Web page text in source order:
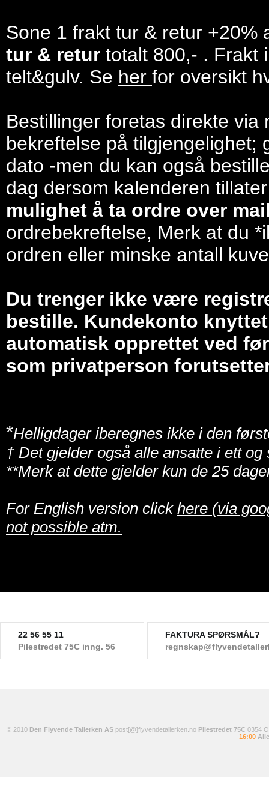
Sone 1 frakt tur & retur +20%
tur & retur totalt 800,- . Frakt
telt&gulv. Se her for oversikt
Bestillinger foretas direkte
bekreftelse på tilgjengelighet;
dato -men du kan også
dag dersom kalenderen
mulighet å ta ordre over
ordrebekreftelse, Merk at du
ordren eller minske antall
Du trenger ikke være
bestille. Kundekonto
automatisk opprettet ved
som privatperson
*Helligdager iberegnes ikke i den
† Det gjelder også alle ansatte i ett
**Merk at dette gjelder kun de 25
For English version click here (via
not possible atm.
22 56 55 11
Pilestredet 75C inng. 56
FAKTURA SPØRSMÅL?
© 2010 Den Flyvende Tallerken ASpost[@]flyvendetallerken.no Pilestredet 75C 0354
16:00